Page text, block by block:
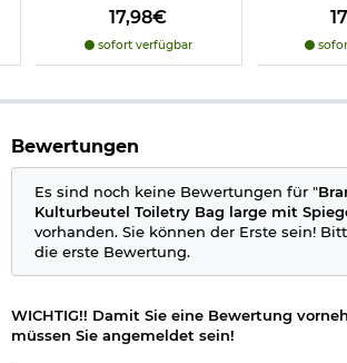
17,98€
sofort verfügbar
Bewertungen
Es sind noch keine Bewertungen für "
Kulturbeutel Toiletry Bag large mit
vorhanden. Sie können der Erste sein!
die erste Bewertung.
WICHTIG!! Damit Sie eine Bewertung
müssen Sie angemeldet sein!